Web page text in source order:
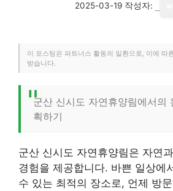
2025-03-19 작성자:
이 포스팅은 파트너스 활동의 일환으로, 이에 따
받습니다.
군산 신시도 자연휴양림에서의
획하기
군산 신시도 자연휴양림은 자연
경험을 제공합니다. 바쁜 일상에
수 있는 최적의 장소로, 언제 방